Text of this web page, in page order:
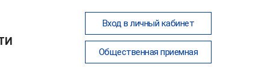
Вход в личный кабинет
Общественная приемная